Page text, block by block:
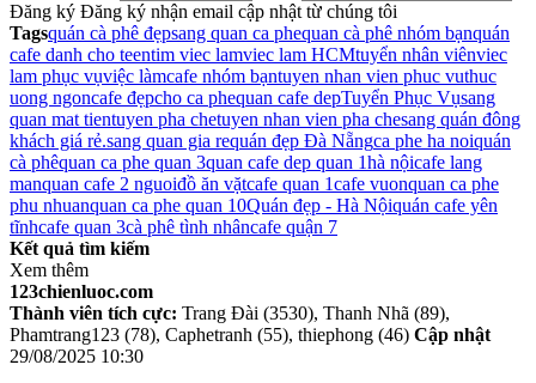
Đăng ký Đăng ký nhận email cập nhật từ chúng tôi
Tagsquán cà phê đẹpsang quan ca phequan cà phê nhóm bạnquán
cafe danh cho teentim viec lamviec lam HCMtuyển nhân viênviec
lam phục vụviệc làmcafe nhóm bạntuyen nhan vien phuc vuthuc
uong ngoncafe đẹpcho ca phequan cafe depTuyển Phục Vụsang
quan mat tientuyen pha chetuyen nhan vien pha chesang quán đông
khách giá rẻ.sang quan gia requán đẹp Đà Nẵngca phe ha noiquán
cà phêquan ca phe quan 3quan cafe dep quan 1hà nộicafe lang
manquan cafe 2 nguoiđồ ăn vặtcafe quan 1cafe vuonquan ca phe
phu nhuanquan ca phe quan 10Quán đẹp - Hà Nộiquán cafe yên
tĩnhcafe quan 3cà phê tình nhâncafe quận 7
Kết quả tìm kiếm
Xem thêm
123chienluoc.com
Thành viên tích cực: Trang Đài (3530), Thanh Nhã (89),
Phamtrang123 (78), Caphetranh (55), thiephong (46) Cập nhật
29/08/2025 10:30